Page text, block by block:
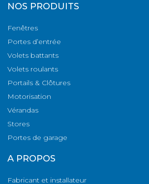
NOS PRODUITS
Fenêtres
Portes d’entrée
Volets battants
Volets roulants
Portails & Clôtures
Motorisation
Vérandas
Stores
Portes de garage
A PROPOS
Fabricant et installateur